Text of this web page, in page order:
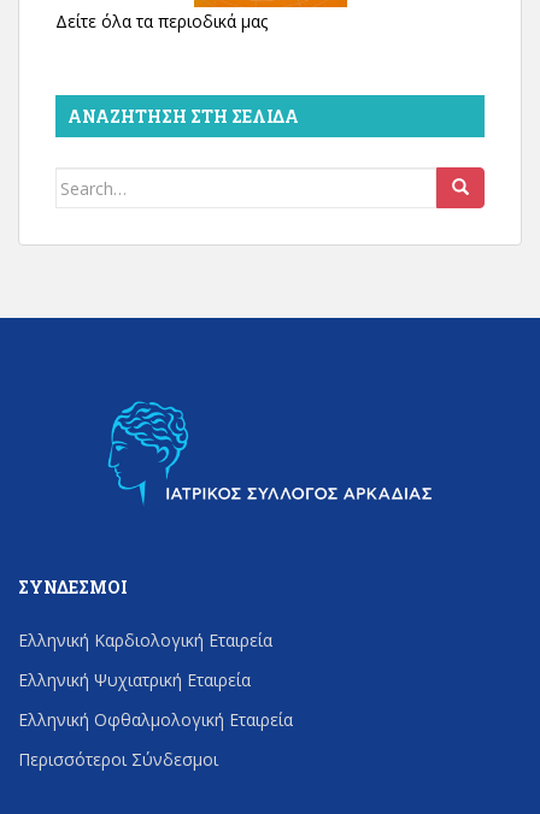
Δείτε όλα τα περιοδικά μας
ΑΝΑΖΉΤΗΣΗ ΣΤΗ ΣΕΛΊΔΑ
Search
ΣΎΝΔΕΣΜΟΙ
Ελληνική Καρδιολογική Εταιρεία
Ελληνική Ψυχιατρική Εταιρεία
Ελληνική Οφθαλμολογική Εταιρεία
Περισσότεροι Σύνδεσμοι